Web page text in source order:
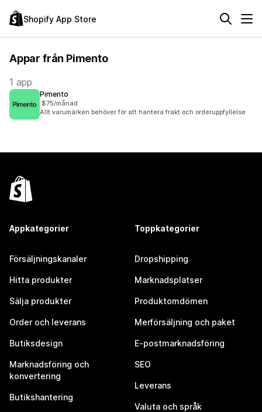
Shopify App Store
Appar från Pimento
1 app
Pimento
$75/månad
Allt varumärken behöver för att hantera frakt och orderuppfyllelse
Appkategorier
Försäljningskanaler
Hitta produkter
Sälja produkter
Order och leverans
Butiksdesign
Marknadsföring och
konvertering
Butikshantering
Toppkategorier
Dropshipping
Marknadsplatser
Produktomdömen
Merförsäljning och paket
E-postmarknadsföring
SEO
Leverans
Valuta och språk